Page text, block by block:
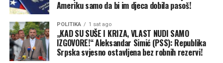
“Da li je istina da je u planu da se pravi benzinska
pumpa preko puta spomenika, a odmah pored restorana
Komlen, iako je riječ o lokaciji prvog i drugog stepena
zaštite?”, upitao je Bodiroga.
Ameriku samo da bi im djeca dobila pasoš!
POLITIKA 1 sat ago
„KAD SU SUŠE I KRIZA, VLAST NUDI SAMO
IZGOVORE!“ Aleksandar Simić (PSS): Republika
Srpska svjesno ostavljena bez robnih rezervi!